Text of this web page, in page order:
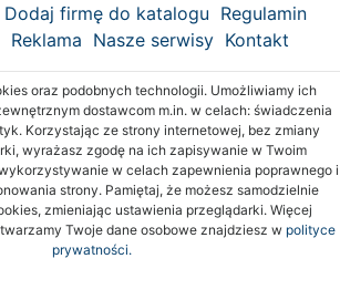
Dodaj firmę do katalogu Regulamin
Reklama Nasze serwisy Kontakt
oraz podobnych technologii. Umożliwiamy ich
dostawcom m.in. w celach: świadczenia
Korzystając ze strony internetowej, bez zmiany
wyrażasz zgodę na ich zapisywanie w Twoim
w celach zapewnienia poprawnego i
strony. Pamiętaj, że możesz samodzielnie
zmieniając ustawienia przeglądarki. Więcej
Twoje dane osobowe znajdziesz w polityce
prywatności.